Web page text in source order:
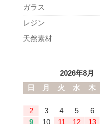
ガラス
レジン
天然素材
2026年8月
日
月 火 水 木
2
3 4 5 6
9
10 11 12 13